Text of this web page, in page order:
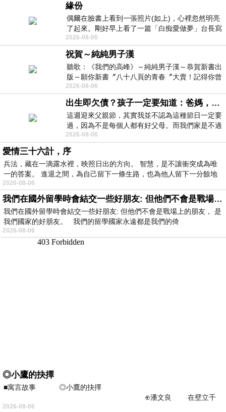
緣份
偶爾在臉書上看到一張照片(如上)，心裡忽然明亮
了起來。剛好早上看了一篇「白痴愛做夢」台長寫
的貼文，在回顧年輕時瘋狂愛上
2026-08-06
祝賀～純純男子漢
聽歌：《我們的高峰》～純純男子漢～恭賀新書出
版～願你新書〞八十八頁的青春〞大賣！記得你曾
經在我的版留言…「好讚的圖^^感覺大家
2026-08-06
出生即欠債？孩子一定要知道：爸媽，其實我不欠你們
這週迎來父親節，其實我並不認為這種節日一定要
過，因為不是每個人都有好父母。而我們家是不過
節的，平時也沒什麼儀式感，生活趨近冷
2026-08-06
愛情三十六計，序
兵法，藏在一滴露水裡，映照日出的方向。 智慧，是不讓衝突成為唯
一的答案。 進退之間，為自己留下一條生路，也為他人留下一分餘地
2026-08-06
我們在國外留學時會結交一些好朋友: 但他們不會是戰場上的朋友
我們在國外留學時會結交一些好朋友: 但他們不會是戰場上的朋友， 是
我們國家的好朋友。 我們的留學國家永遠都是我們的倚
2026-08-06
◎小鷹的抉擇
■寓言故事 ◎小鷹的抉擇
⊕潘文良 在壁立千
仞的懸崖上，有一座遮天蔽
2026-08-06